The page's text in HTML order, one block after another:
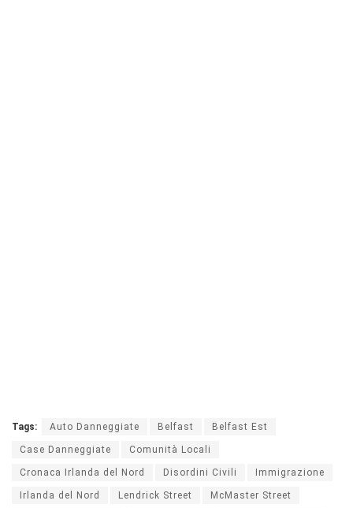
Tags: Auto Danneggiate Belfast Belfast Est
Case Danneggiate Comunità Locali
Cronaca Irlanda del Nord Disordini Civili Immigrazione
Irlanda del Nord Lendrick Street McMaster Street